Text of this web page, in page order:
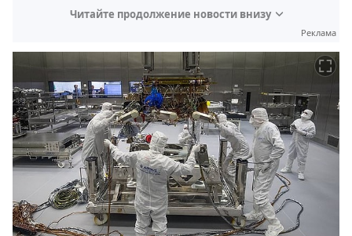
Читайте продолжение новости внизу
Реклама